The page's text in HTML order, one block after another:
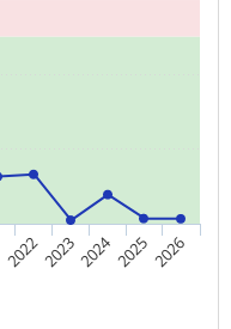
20222023202420252026